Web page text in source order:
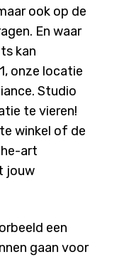
ook op de
En waar
kan
onze locatie
Studio
te vieren!
winkel of de
art
jouw
een
gaan voor